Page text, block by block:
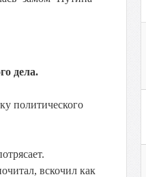
дела.
политического
вскочил как